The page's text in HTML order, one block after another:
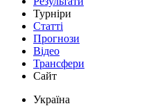
Турніри
Статті
Прогнози
Відео
Трансфери
Сайт
Україна